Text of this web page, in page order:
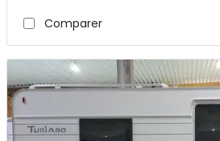
Comparer